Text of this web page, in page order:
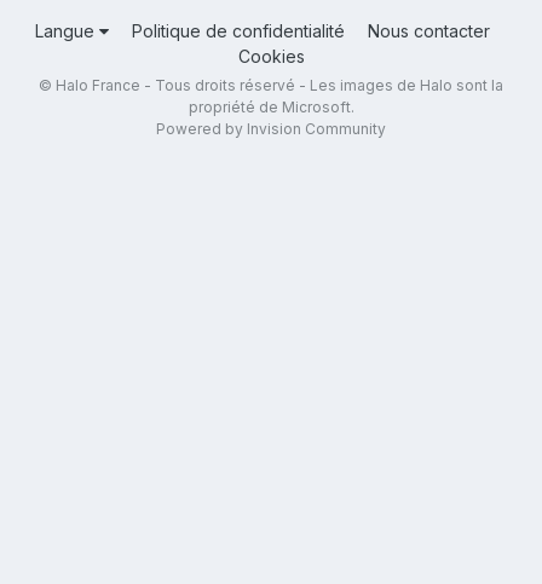
Langue Politique de confidentialité
Nous contacter
Cookies
© Halo France - Tous droits réservé - Les images de Halo sont la
propriété de Microsoft.
Powered by Invision Community